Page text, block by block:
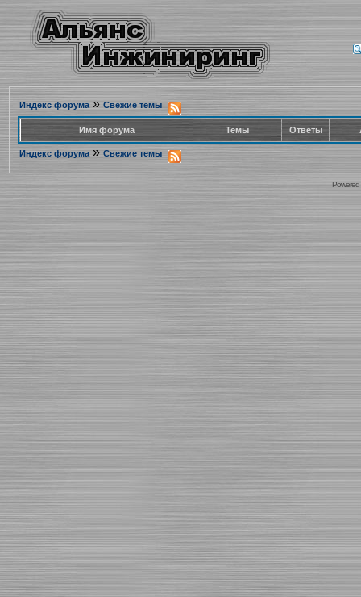
Индекс форума» Свежие темы
Имя форума Темы Ответы
Индекс форума » Свежие темы